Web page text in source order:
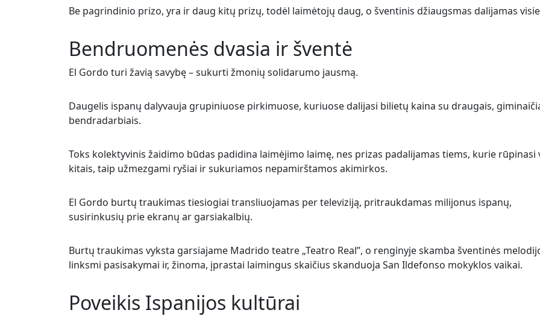
Be pagrindinio prizo, yra ir daug kitų prizų, todėl laimėtojų daug, o šventinis džiaugsmas dalijamas
Bendruomenės dvasia ir šventė
El Gordo turi žavią savybę – sukurti žmonių solidarumo jausmą.
Daugelis ispanų dalyvauja grupiniuose pirkimuose, kuriuose dalijasi bilietų kaina su draugais,
bendradarbiais.
Toks kolektyvinis žaidimo būdas padidina laimėjimo laimę, nes prizas padalijamas tiems, kurie rūpinasi
kitais, taip užmezgami ryšiai ir sukuriamos nepamirštamos akimirkos.
El Gordo burtų traukimas tiesiogiai transliuojamas per televiziją, pritraukdamas milijonus ispanų,
susirinkusių prie ekranų ar garsiakalbių.
Burtų traukimas vyksta garsiajame Madrido teatre „Teatro Real”, o renginyje skamba šventinės
linksmi pasisakymai ir, žinoma, įprastai laimingus skaičius skanduoja San Ildefonso mokyklos vaikai.
Poveikis Ispanijos kultūrai